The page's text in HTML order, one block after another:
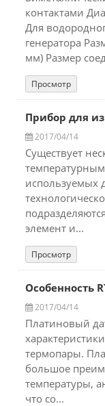
контактами
Для
генератора
мм) Размер
Просмотр
Прибор для
2017/04/14
Существует
используемых
элемент и...
Просмотр
Особенность
2017/04/14
Платиновый
термопары.
большое
температуры,
что со...